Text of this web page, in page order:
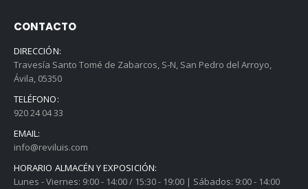
CONTACTO
DIRECCIÓN:
Travesía Santo Tomé de Zabarcos, S-N, San Pedro del Arroyo,
Ávila, 05350
TELÉFONO:
920 24 04 33
EMAIL:
info@reviluis.com
HORARIO ALMACÉN Y EXPOSICIÓN:
Lunes - Viernes: 9:00 - 14:00 / 15:30 - 19:00 | Sábados: 9:00 - 14:00